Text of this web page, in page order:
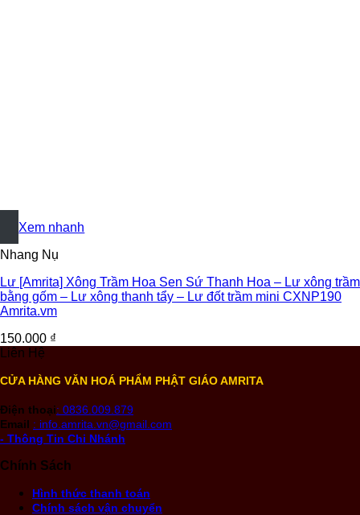
+
Xem nhanh
Nhang Nụ
Lư [Amrita] Xông Trầm Hoa Sen Sứ Thanh Hoa – Lư xông trầm
bằng gốm – Lư xông thanh tẩy – Lư đốt trầm mini CXNP190
Amrita.vm
150.000 ₫
Liên Hệ
CỬA HÀNG VĂN HOÁ PHẨM PHẬT GIÁO AMRITA
Điện thoại: 0836.009.879
Email : info.amrita.vn@gmail.com
- Thông Tin Chi Nhánh
Chính Sách
Hình thức thanh toán
Chính sách vận chuyển